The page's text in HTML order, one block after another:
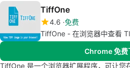
TiffOne
4.6 免费
TiffOne - 在浏览器中查看
Chrome 免费
TiffOne 是一个浏览器扩展程序，可让您